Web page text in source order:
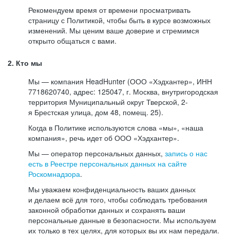
Рекомендуем время от времени просматривать
страницу с Политикой, чтобы быть в курсе возможных
изменений. Мы ценим ваше доверие и стремимся
открыто общаться с вами.
2. Кто мы
Мы — компания HeadHunter (ООО «Хэдхантер», ИНН
7718620740, адрес: 125047, г. Москва, внутригородская
территория Муниципальный округ Тверской, 2-
я Брестская улица, дом 48, помещ. 25).
Когда в Политике используются слова «мы», «наша
компания», речь идет об ООО «Хэдхантер».
Мы — оператор персональных данных, запись о нас
есть в Реестре персональных данных на сайте
Роскомнадзора.
Мы уважаем конфиденциальность ваших данных
и делаем всё для того, чтобы соблюдать требования
законной обработки данных и сохранять ваши
персональные данные в безопасности. Мы используем
их только в тех целях, для которых вы их нам передали.